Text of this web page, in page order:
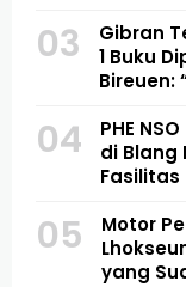
03
Gibran
1 Buku
Bireuen:
04
PHE
di Blang
Fasilitas
05
Motor
yang